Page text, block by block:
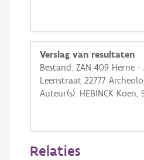
Ortho
GRB-Basiskaart in
Verslag van resultaten
Bestand: ZAN 409 Herne
Leenstraat 22777
Auteur(s): HEBINCK Koen,
Relaties